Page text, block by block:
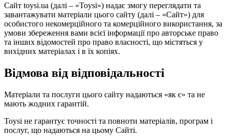
Сайт toysi.ua (далі – «Toysi») надає змогу переглядати та
завантажувати матеріали цього сайту (далі – «Сайт») для
особистого некомерційного та комерційного використання, за
умови збереження вами всієї інформації про авторське право
та інших відомостей про право власності, що містяться у
вихідних матеріалах і в їх копіях.
Відмова від відповідальності
Матеріали та послуги цього сайту надаються «як є» та не
мають жодних гарантій.
Toysi не гарантує точності та повноти матеріалів, програм і
послуг, що надаються на цьому Сайті.